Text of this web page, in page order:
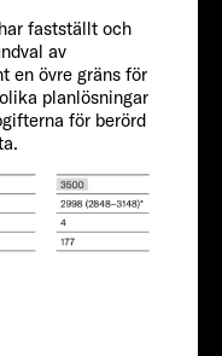
fastställt och
av
en övre gräns för
planlösningar
för berörd